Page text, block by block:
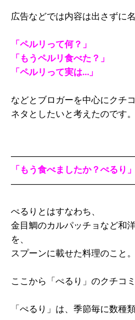
広告などでは内容は出さずに
「ペルリって何？」
「もうペルリ食べた？」
「ペルリって実は…」
などとブロガーを中心にクチ
ネタとしたいと考えたのです。
「もう食べましたか？ぺるり」
ぺるりとはすなわち、
金目鯛のカルパッチョなど和
を、
スプーンに載せた料理のこと。
ここから「ぺるり」のクチコ
「ぺるり」は、季節毎に数種